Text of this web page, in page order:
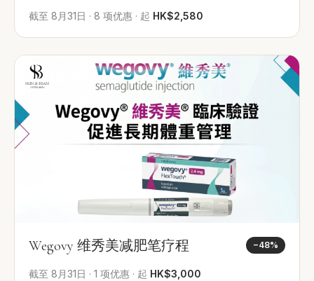
截至 8月31日 · 8 项优惠 · 起 HK$2,580
Wegovy 维秀美减肥笔疗程 −48%
截至 8月31日 · 1 项优惠 · 起 HK$3,000